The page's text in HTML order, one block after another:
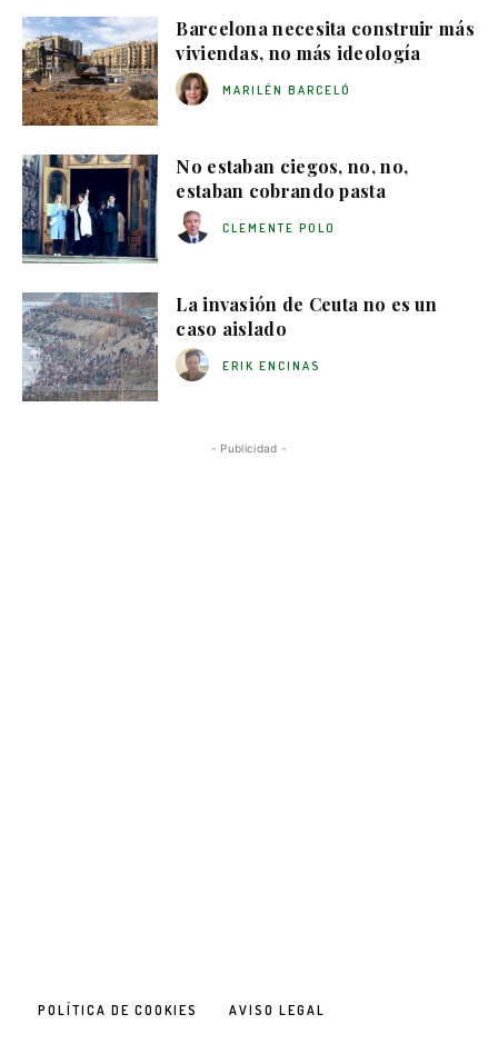
Barcelona necesita construir más
viviendas, no más ideología
MARILÉN BARCELÓ
No estaban ciegos, no, no,
estaban cobrando pasta
CLEMENTE POLO
La invasión de Ceuta no es un
caso aislado
ERIK ENCINAS
- Publicidad -
POLÍTICA DE COOKIES AVISO LEGAL